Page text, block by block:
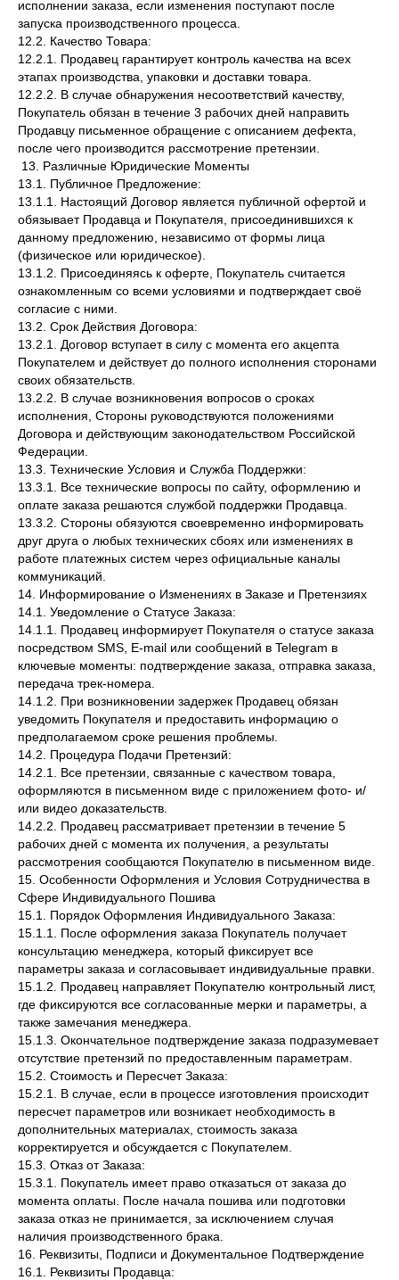
исполнении заказа, если изменения поступают после
запуска производственного процесса.
12.2. Качество Товара:
12.2.1. Продавец гарантирует контроль качества на всех
этапах производства, упаковки и доставки товара.
12.2.2. В случае обнаружения несоответствий качеству,
Покупатель обязан в течение 3 рабочих дней направить
Продавцу письменное обращение с описанием дефекта,
после чего производится рассмотрение претензии.
13. Различные Юридические Моменты
13.1. Публичное Предложение:
13.1.1. Настоящий Договор является публичной офертой и
обязывает Продавца и Покупателя, присоединившихся к
данному предложению, независимо от формы лица
(физическое или юридическое).
13.1.2. Присоединяясь к оферте, Покупатель считается
ознакомленным со всеми условиями и подтверждает своё
согласие с ними.
13.2. Срок Действия Договора:
13.2.1. Договор вступает в силу с момента его акцепта
Покупателем и действует до полного исполнения сторонами
своих обязательств.
13.2.2. В случае возникновения вопросов о сроках
исполнения, Стороны руководствуются положениями
Договора и действующим законодательством Российской
Федерации.
13.3. Технические Условия и Служба Поддержки:
13.3.1. Все технические вопросы по сайту, оформлению и
оплате заказа решаются службой поддержки Продавца.
13.3.2. Стороны обязуются своевременно информировать
друг друга о любых технических сбоях или изменениях в
работе платежных систем через официальные каналы
коммуникаций.
14. Информирование о Изменениях в Заказе и Претензиях
14.1. Уведомление о Статусе Заказа:
14.1.1. Продавец информирует Покупателя о статусе заказа
посредством SMS, E-mail или сообщений в Telegram в
ключевые моменты: подтверждение заказа, отправка заказа,
передача трек-номера.
14.1.2. При возникновении задержек Продавец обязан
уведомить Покупателя и предоставить информацию о
предполагаемом сроке решения проблемы.
14.2. Процедура Подачи Претензий:
14.2.1. Все претензии, связанные с качеством товара,
оформляются в письменном виде с приложением фото- и/
или видео доказательств.
14.2.2. Продавец рассматривает претензии в течение 5
рабочих дней с момента их получения, а результаты
рассмотрения сообщаются Покупателю в письменном виде.
15. Особенности Оформления и Условия Сотрудничества в
Сфере Индивидуального Пошива
15.1. Порядок Оформления Индивидуального Заказа:
15.1.1. После оформления заказа Покупатель получает
консультацию менеджера, который фиксирует все
параметры заказа и согласовывает индивидуальные правки.
15.1.2. Продавец направляет Покупателю контрольный лист,
где фиксируются все согласованные мерки и параметры, а
также замечания менеджера.
15.1.3. Окончательное подтверждение заказа подразумевает
отсутствие претензий по предоставленным параметрам.
15.2. Стоимость и Пересчет Заказа:
15.2.1. В случае, если в процессе изготовления происходит
пересчет параметров или возникает необходимость в
дополнительных материалах, стоимость заказа
корректируется и обсуждается с Покупателем.
15.3. Отказ от Заказа:
15.3.1. Покупатель имеет право отказаться от заказа до
момента оплаты. После начала пошива или подготовки
заказа отказ не принимается, за исключением случая
наличия производственного брака.
16. Реквизиты, Подписи и Документальное Подтверждение
16.1. Реквизиты Продавца: